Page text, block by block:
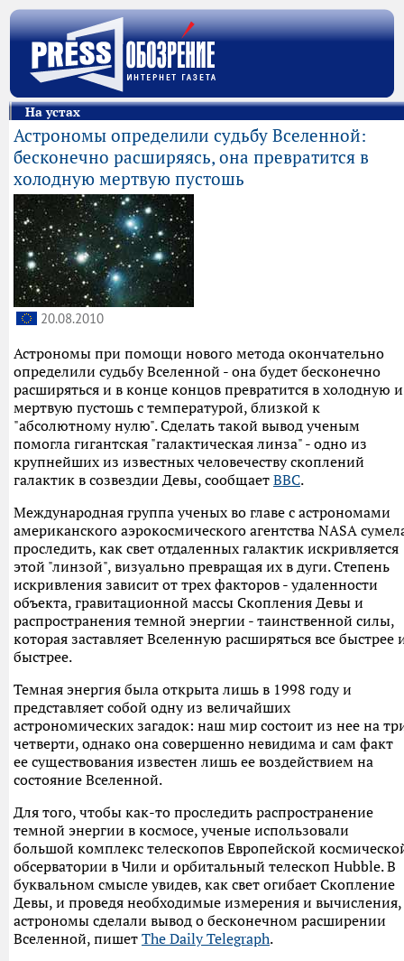
На устах
Астрономы определили судьбу Вселенной:
бесконечно расширяясь, она превратится в
холодную мертвую пустошь
20.08.2010
Астрономы при помощи нового метода окончательно
определили судьбу Вселенной - она будет бесконечно
расширяться и в конце концов превратится в холодную и
мертвую пустошь с температурой, близкой к
"абсолютному нулю". Сделать такой вывод ученым
помогла гигантская "галактическая линза" - одно из
крупнейших из известных человечеству скоплений
галактик в созвездии Девы, сообщает BBC.
Международная группа ученых во главе с астрономами
американского аэрокосмического агентства NASA
проследить, как свет отдаленных галактик искривляется
этой "линзой", визуально превращая их в дуги. Степень
искривления зависит от трех факторов - удаленности
объекта, гравитационной массы Скопления Девы и
распространения темной энергии - таинственной силы,
которая заставляет Вселенную расширяться все быстрее
быстрее.
Темная энергия была открыта лишь в 1998 году и
представляет собой одну из величайших
астрономических загадок: наш мир состоит из нее на
четверти, однако она совершенно невидима и сам факт
ее существования известен лишь ее воздействием на
состояние Вселенной.
Для того, чтобы как-то проследить распространение
темной энергии в космосе, ученые использовали
большой комплекс телескопов Европейской
обсерватории в Чили и орбитальный телескоп Hubble. В
буквальном смысле увидев, как свет огибает Скопление
Девы, и проведя необходимые измерения и вычисления,
астрономы сделали вывод о бесконечном расширении
Вселенной, пишет The Daily Telegraph.